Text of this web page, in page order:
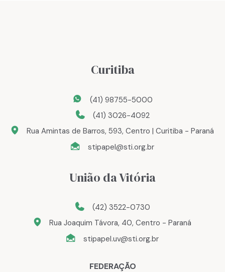
Curitiba
(41) 98755-5000
(41) 3026-4092
Rua Amintas de Barros, 593, Centro | Curitiba - Paraná
stipapel@sti.org.br
União da Vitória
(42) 3522-0730
Rua Joaquim Távora, 40, Centro - Paraná
stipapel.uv@sti.org.br
FEDERAÇÃO